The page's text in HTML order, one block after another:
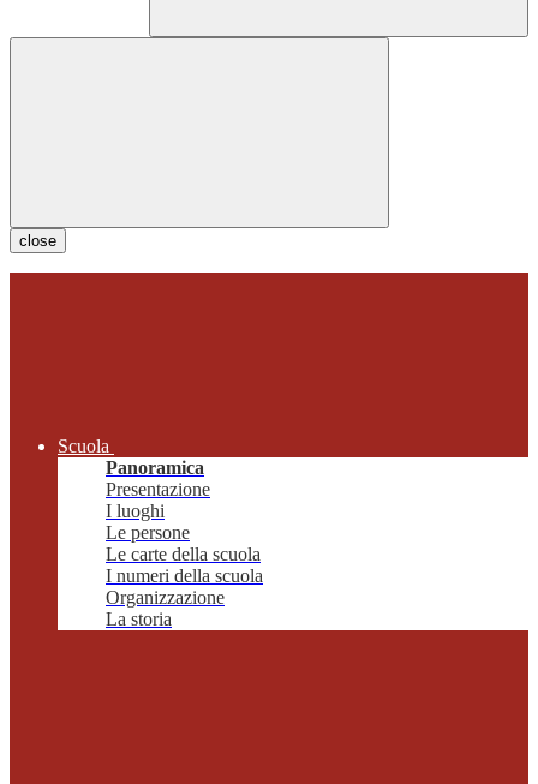
close
Scuola
Panoramica
Presentazione
I luoghi
Le persone
Le carte della scuola
I numeri della scuola
Organizzazione
La storia